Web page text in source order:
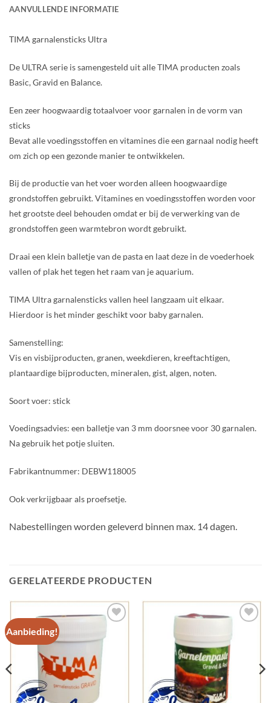
AANVULLENDE INFORMATIE
TIMA garnalensticks Ultra
De ULTRA serie is samengesteld uit alle TIMA producten zoals
Basic, Gravid en Balance.
Een zeer hoogwaardig totaalvoer voor garnalen in de vorm van
sticks
Bevat alle voedingsstoffen en vitamines die een garnaal nodig heeft
om zich op een gezonde manier te ontwikkelen.
Bij de productie van het voer worden alleen hoogwaardige
grondstoffen gebruikt. Vitamines en voedingsstoffen worden voor
het grootste deel behouden omdat er bij de verwerking van de
grondstoffen geen warmtebron wordt gebruikt.
Draai een klein balletje van de pasta en laat deze in de voederhoek
vallen of plak het tegen het raam van je aquarium.
TIMA Ultra garnalensticks vallen heel langzaam uit elkaar.
Hierdoor is het minder geschikt voor baby garnalen.
Samenstelling:
Vis en visbijproducten, granen, weekdieren, kreeftachtigen,
plantaardige bijproducten, mineralen, gist, algen, noten.
Soort voer: stick
Voedingsadvies: een balletje van 3 mm doorsnee voor 30 garnalen.
Na gebruik het potje sluiten.
Fabrikantnummer: DEBW118005
Ook verkrijgbaar als proefsetje.
Nabestellingen worden geleverd binnen max. 14 dagen.
GERELATEERDE PRODUCTEN
Aanbieding!
Wishlist
Wishlist